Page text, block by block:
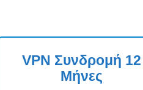
VPN Συνδρομή 12
Μήνες